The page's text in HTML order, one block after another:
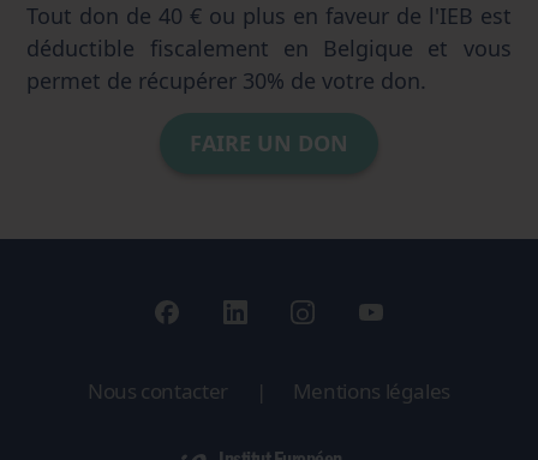
Tout don de 40 € ou plus en faveur de l'IEB est
déductible fiscalement en Belgique et vous
permet de récupérer 30% de votre don.
FAIRE UN DON
Nous contacter | Mentions légales